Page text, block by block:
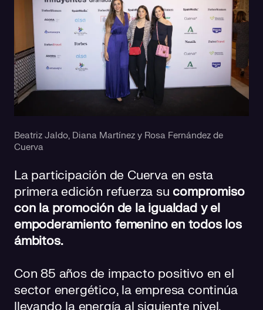
Beatriz Jaldo, Diana Martínez y Rosa Fernández de
Cuerva
La participación de Cuerva en esta
primera edición refuerza su compromiso
con la promoción de la igualdad y el
empoderamiento femenino en todos los
ámbitos.
Con 85 años de impacto positivo en el
sector energético, la empresa continúa